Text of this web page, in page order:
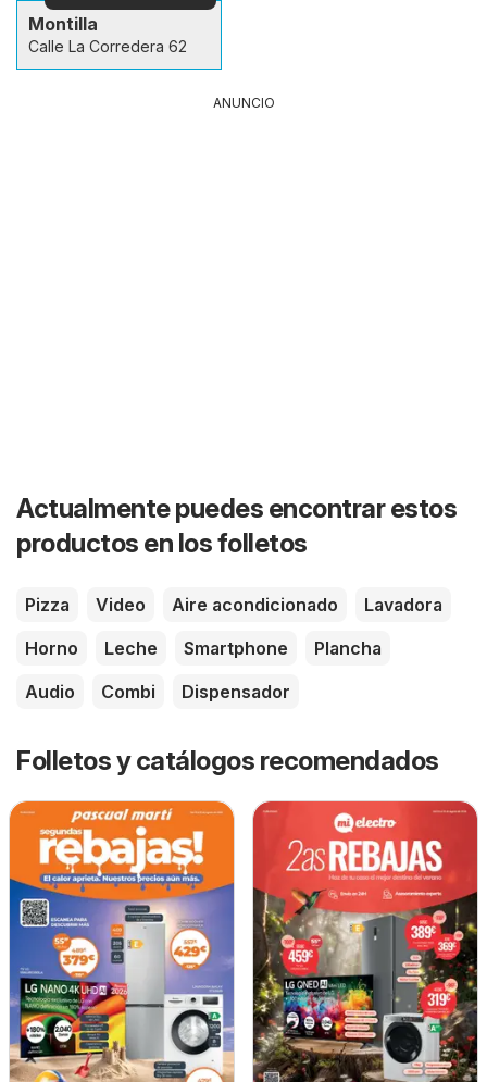
Montilla
Calle La Corredera 62
ANUNCIO
Actualmente puedes encontrar estos
productos en los folletos
Pizza Video Aire acondicionado
Lavadora
Horno
Leche Smartphone
Plancha
Audio
Combi Dispensador
Folletos y catálogos recomendados